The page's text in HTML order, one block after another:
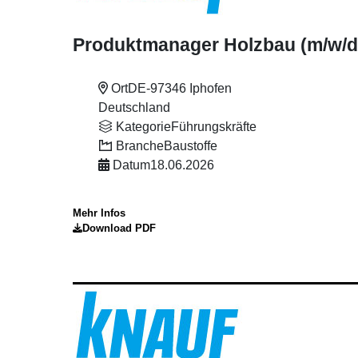
Produktmanager Holzbau (m/w/
OrtDE-97346 Iphofen
Deutschland
KategorieFührungskräfte
BrancheBaustoffe
Datum18.06.2026
Mehr Infos
Download PDF